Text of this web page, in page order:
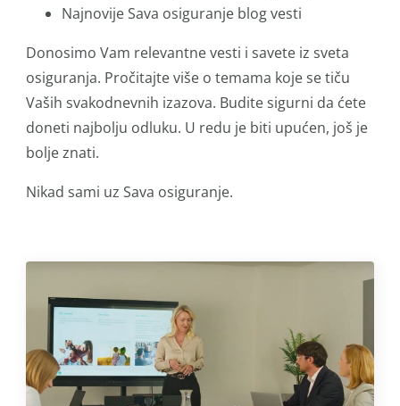
Najnovije Sava osiguranje blog vesti
Donosimo Vam relevantne vesti i savete iz sveta
osiguranja. Pročitajte više o temama koje se tiču
Vaših svakodnevnih izazova. Budite sigurni da ćete
doneti najbolju odluku. U redu je biti upućen, još je
bolje znati.
Nikad sami uz Sava osiguranje.